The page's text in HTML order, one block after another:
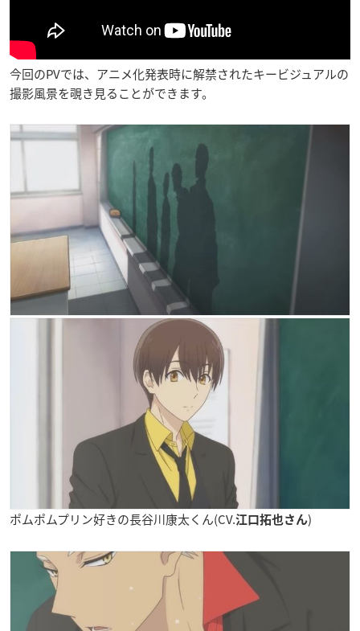
今回のPVでは、アニメ化発表時に解禁されたキービジュアルの
撮影風景を覗き見ることができます。
ポムポムプリン好きの長谷川康太くん(CV.江口拓也さん)